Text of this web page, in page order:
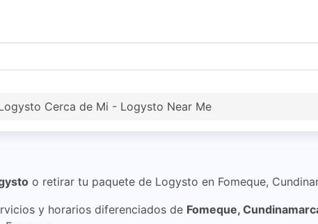
Cerca de Mi - Logysto Near Me
o retirar tu paquete de Logysto en Fomeque,
y horarios diferenciados de Fomeque,